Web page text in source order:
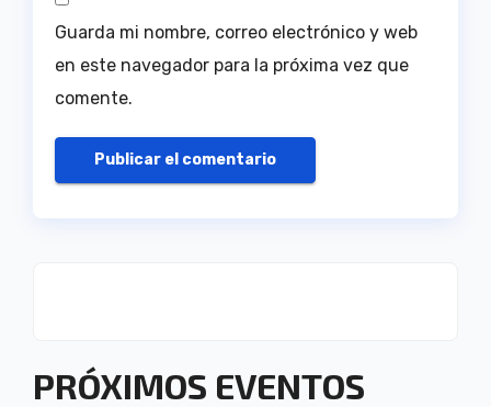
Guarda mi nombre, correo electrónico y web
en este navegador para la próxima vez que
comente.
PRÓXIMOS EVENTOS